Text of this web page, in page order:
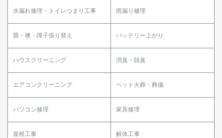
水漏れ修理・トイレつまり工事 雨漏り修理
畳・襖・障子張り替え バッテリー上がり
ハウスクリーニング 消臭・脱臭
エアコンクリーニング ペット火葬・葬儀
パソコン修理 家具修理
屋根工事 解体工事